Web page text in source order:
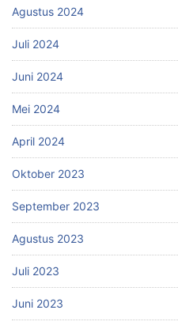
Agustus 2024
Juli 2024
Juni 2024
Mei 2024
April 2024
Oktober 2023
September 2023
Agustus 2023
Juli 2023
Juni 2023